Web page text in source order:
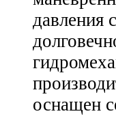
давления
оснащен